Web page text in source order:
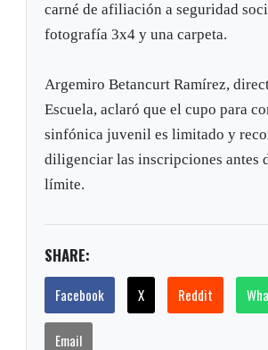
carné de afiliación a seguridad
fotografía 3x4 y una carpeta.
Argemiro Betancurt Ramírez,
Escuela, aclaró que el cupo para
sinfónica juvenil es limitado y
diligenciar las inscripciones antes
límite.
SHARE:
Facebook X Reddit
Email